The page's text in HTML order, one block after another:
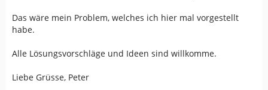
Das wäre mein Problem, welches ich hier mal vorgestellt
habe.
Alle Lösungsvorschläge und Ideen sind willkomme.
Liebe Grüsse, Peter